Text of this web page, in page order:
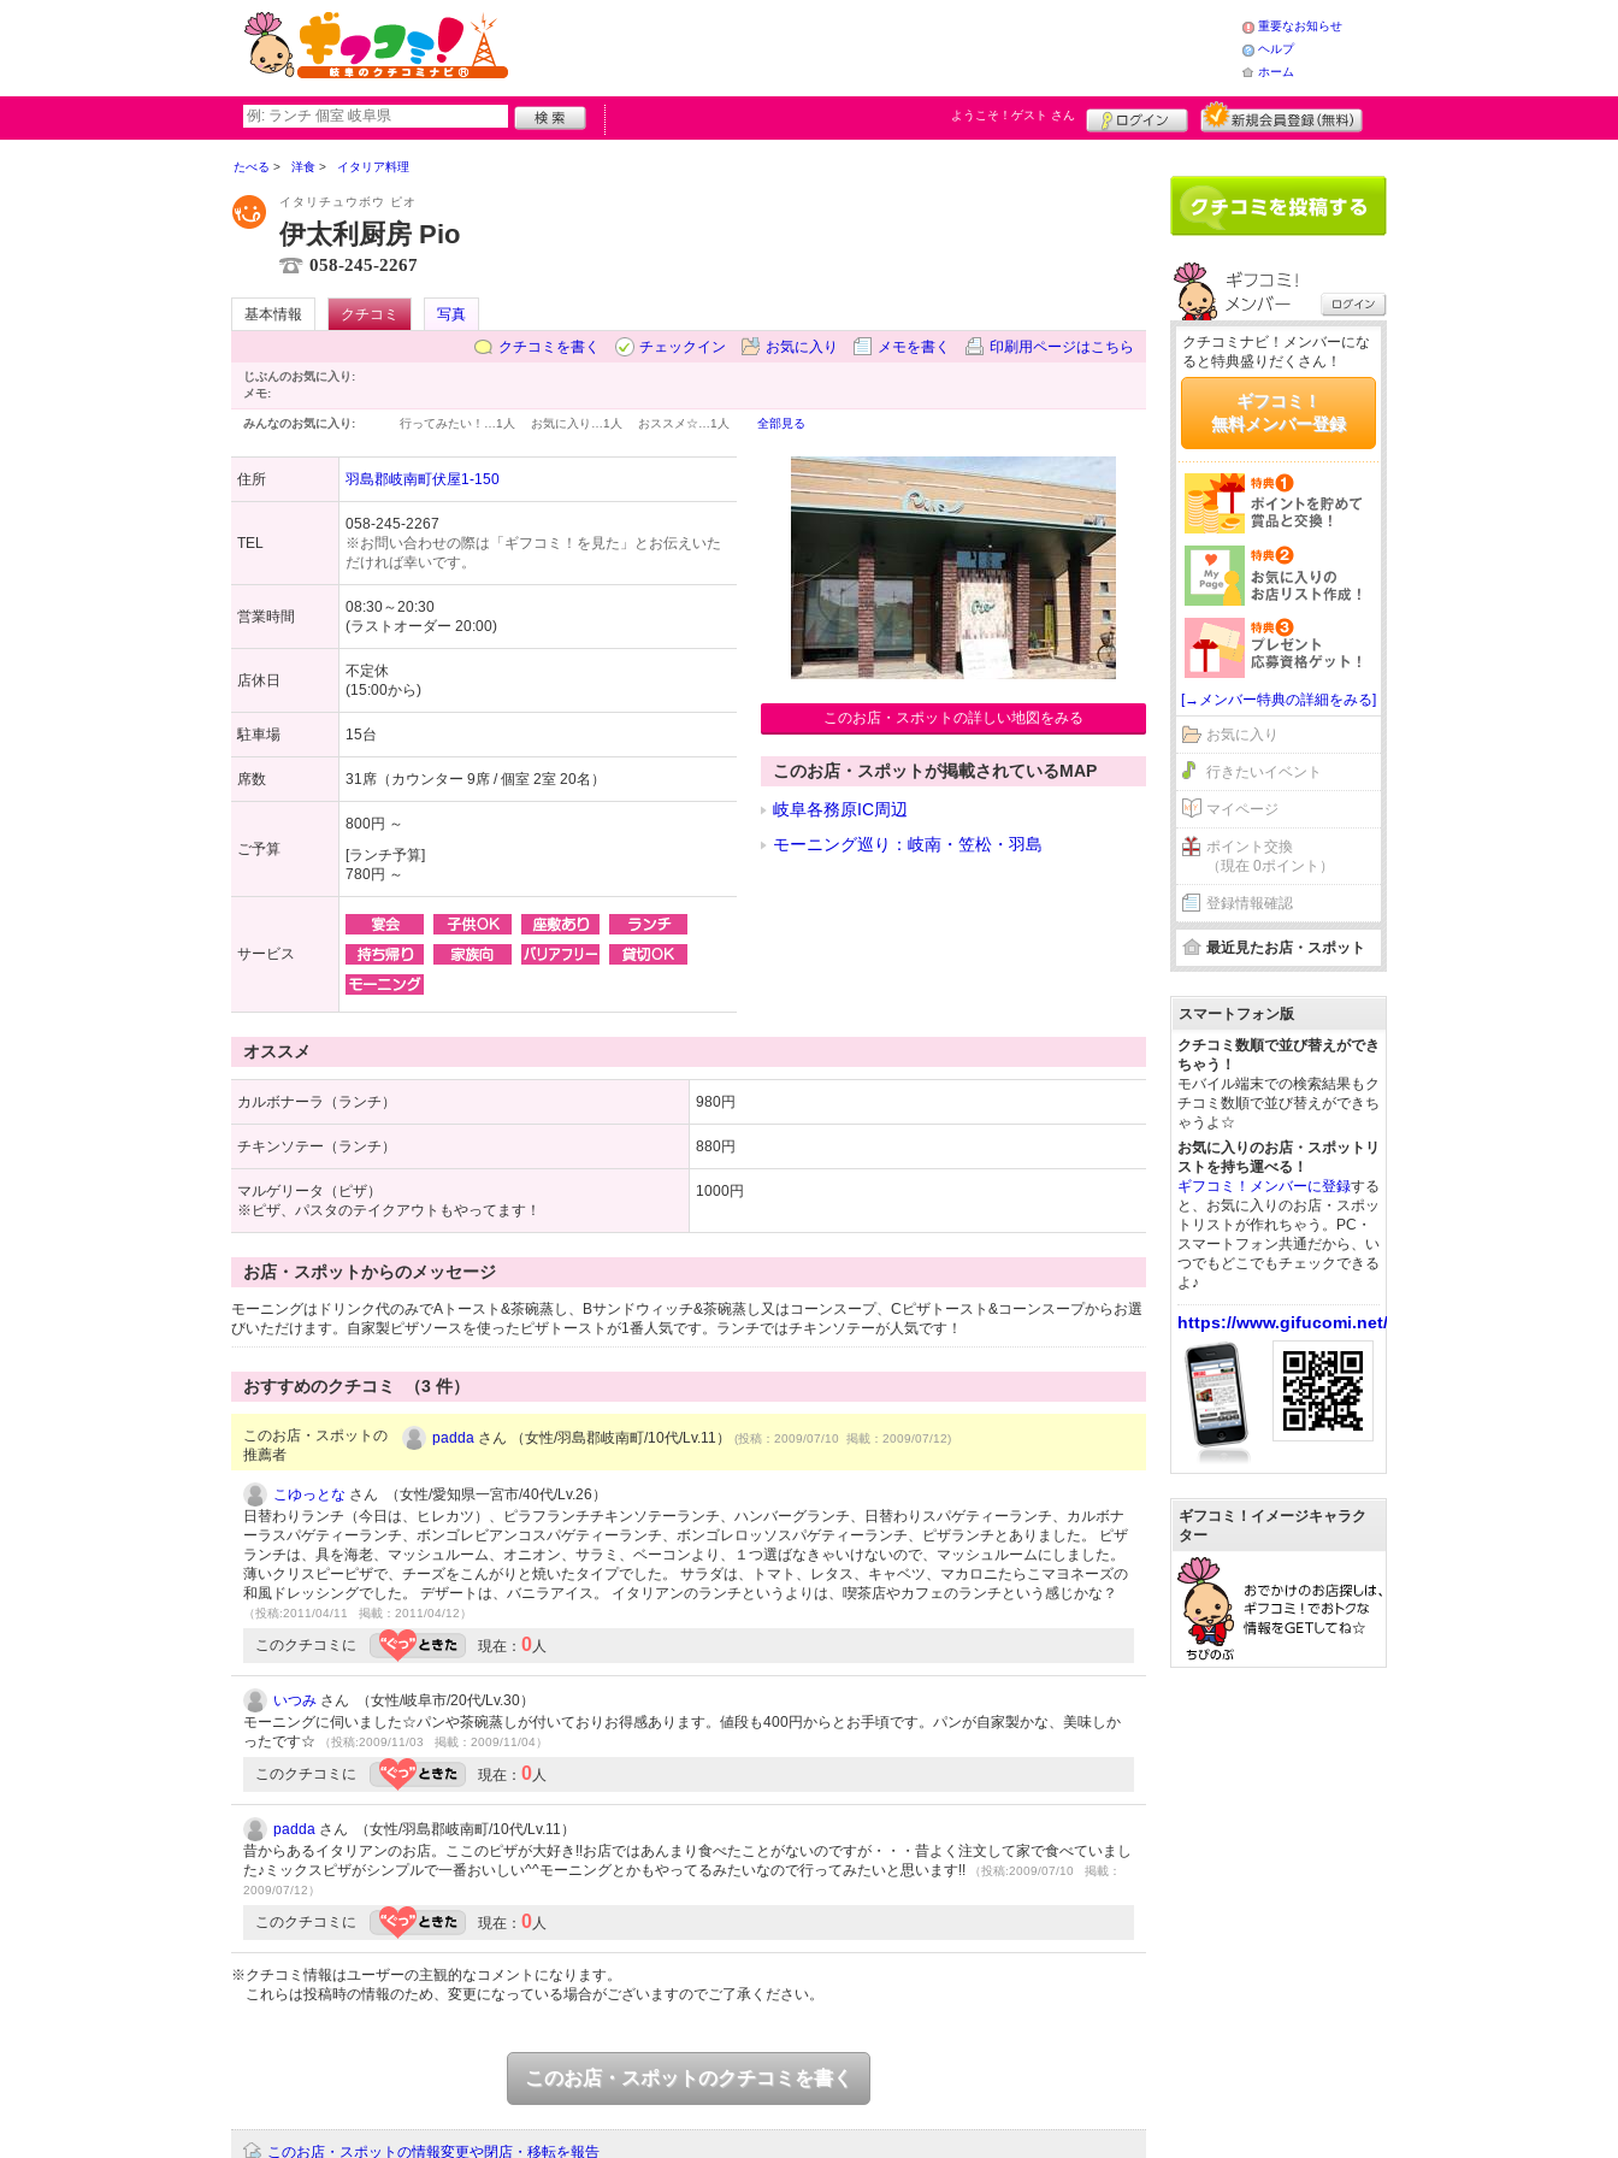
重要なお知らせ
ヘルプ
ホーム
ようこそ！ ゲスト さん
たべる 洋食 イタリア料理
イタリチュウボウ ピオ
伊太利厨房 Pio
058-245-2267
基本情報 クチコミ
写真
クチコミを書く
チェックイン お気に入り メモを書く 印刷用ページはこちら
じぶんのお気に入り:
メモ:
みんなのお気に入り: 行ってみたい！… 1人 お気に入り… 1人 おススメ☆… 1人 全部見る
住所 羽島郡岐南町伏屋1-150
TEL
058-245-2267
※お問い合わせの際は「ギフコミ！を見た」とお伝えいた
だければ幸いです。
営業時間
08:30～20:30
(ラストオーダー 20:00)
店休日
不定休
(15:00から)
駐車場 15台
席数 31席（カウンター 9席 / 個室 2室 20名）
ご予算
800円 ～
[ランチ予算]
780円 ～
サービス
このお店・スポットの詳しい地図をみる
このお店・スポットが掲載されているMAP
岐阜各務原IC周辺
モーニング巡り：岐南・笠松・羽島
オススメ
カルボナーラ（ランチ） 980円
チキンソテー（ランチ） 880円
マルゲリータ（ピザ）
※ピザ、パスタのテイクアウトもやってます！
1000円
お店・スポットからのメッセージ
モーニングはドリンク代のみでAトースト&茶碗蒸し、Bサンドウィッチ&茶碗蒸し又はコーンスープ、Cピザトースト&コーンスープからお選
びいただけます。自家製ピザソースを使ったピザトーストが1番人気です。ランチではチキンソテーが人気です！
おすすめのクチコミ （3 件）
このお店・スポットの
推薦者
padda さん （女性/羽島郡岐南町/10代/Lv.11） (投稿：2009/07/10 掲載：2009/07/12)
こゆっとな さん （女性/愛知県一宮市/40代/Lv.26）
日替わりランチ（今日は、ヒレカツ）、ピラフランチチキンソテーランチ、ハンバーグランチ、日替わりスパゲティーランチ、カルボナ
ーラスパゲティーランチ、ボンゴレビアンコスパゲティーランチ、ボンゴレロッソスパゲティーランチ、ピザランチとありました。 ピザ
ランチは、具を海老、マッシュルーム、オニオン、サラミ、ベーコンより、１つ選ばなきゃいけないので、マッシュルームにしました。
薄いクリスピーピザで、チーズをこんがりと焼いたタイプでした。 サラダは、トマト、レタス、キャベツ、マカロニたらこマヨネーズの
和風ドレッシングでした。 デザートは、バニラアイス。 イタリアンのランチというよりは、喫茶店やカフェのランチという感じかな？
（投稿:2011/04/11 掲載：2011/04/12）
このクチコミに 現在： 0人
いつみ さん （女性/岐阜市/20代/Lv.30）
モーニングに伺いました☆パンや茶碗蒸しが付いておりお得感あります。値段も400円からとお手頃です。パンが自家製かな、美味しか
ったです☆
（投稿:2009/11/03 掲載：2009/11/04）
このクチコミに 現在： 0人
padda さん （女性/羽島郡岐南町/10代/Lv.11）
昔からあるイタリアンのお店。ここのピザが大好き!!お店ではあんまり食べたことがないのですが・・・昔よく注文して家で食べていまし
た♪ミックスピザがシンプルで一番おいしい^^モーニングとかもやってるみたいなので行ってみたいと思います!!
（投稿:2009/07/10 掲載：
2009/07/12）
このクチコミに 現在： 0人
※クチコミ情報はユーザーの主観的なコメントになります。
これらは投稿時の情報のため、変更になっている場合がございますのでご了承ください。
このお店・スポットのクチコミを書く
このお店・スポットの情報変更や閉店・移転を報告
クチコミナビ！メンバーにな
ると特典盛りだくさん！
ギフコミ！
無料メンバー登録
[→メンバー特典の詳細をみる]
お気に入り
行きたいイベント
マイページ
ポイント交換
（現在 0ポイント）
登録情報確認
最近見たお店・スポット
スマートフォン版
クチコミ数順で並び替えができ
ちゃう！
モバイル端末での検索結果もク
チコミ数順で並び替えができち
ゃうよ☆
お気に入りのお店・スポットリ
ストを持ち運べる！
ギフコミ！メンバーに登録する
と、お気に入りのお店・スポッ
トリストが作れちゃう。PC・
スマートフォン共通だから、い
つでもどこでもチェックできる
よ♪
https://www.gifucomi.net/
ギフコミ！イメージキャラク
ター